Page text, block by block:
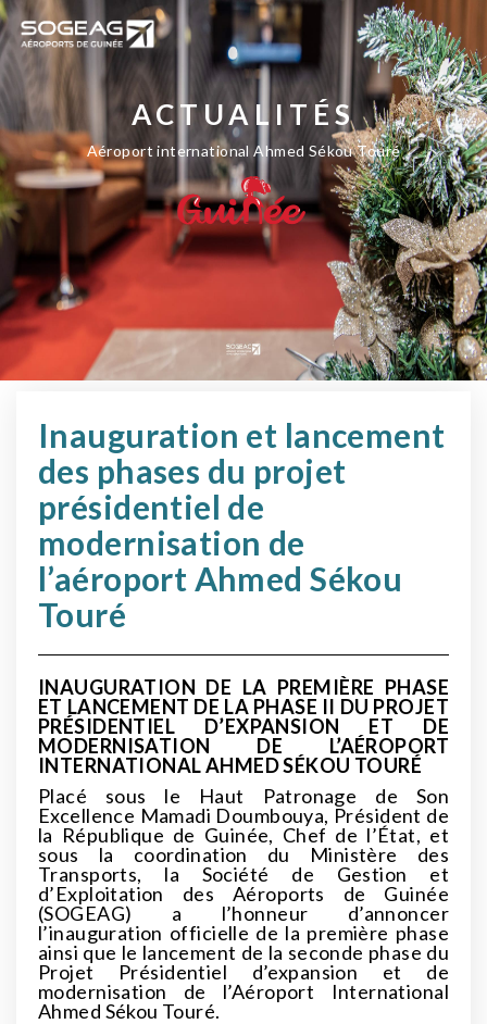
ACTUALITÉS
Aéroport international Ahmed Sékou Touré
Inauguration et lancement
des phases du projet
présidentiel de
modernisation de
l’aéroport Ahmed Sékou
Touré
INAUGURATION DE LA PREMIÈRE PHASE
ET LANCEMENT DE LA PHASE II DU PROJET
PRÉSIDENTIEL D’EXPANSION ET DE
MODERNISATION DE L’AÉROPORT
INTERNATIONAL AHMED SÉKOU TOURÉ
Placé sous le Haut Patronage de Son
Excellence Mamadi Doumbouya, Président de
la République de Guinée, Chef de l’État, et
sous la coordination du Ministère des
Transports, la Société de Gestion et
d’Exploitation des Aéroports de Guinée
(SOGEAG) a l’honneur d’annoncer
l’inauguration officielle de la première phase
ainsi que le lancement de la seconde phase du
Projet Présidentiel d’expansion et de
modernisation de l’Aéroport International
Ahmed Sékou Touré.